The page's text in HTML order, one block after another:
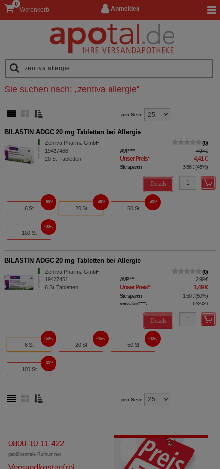
Anmelden
Warenkorb
0
Sie suchen nach: „zentiva allergie“
pro Seite
BILASTIN ADGC 20 mg Tabletten bei Allergie
Zentiva Pharma GmbH
19427468
20 St Tabletten
0
AVP*** 7,97 €
Unser Preis* 4,41 €
Sie sparen 3,56 €(45%)
Details
6 St
50%
20 St
45%
50 St
43%
100 St
33%
BILASTIN ADGC 20 mg Tabletten bei Allergie
Zentiva Pharma GmbH
19427451
6 St Tabletten
0
AVP*** 2,99 €
Unser Preis* 1,49 €
Sie sparen 1,50 €(50%)
verw. bis*****:
12/2026
Details
6 St
50%
20 St
45%
50 St
43%
100 St
33%
pro Seite
0800-10 11 422
gebührenfreie Rufnummer